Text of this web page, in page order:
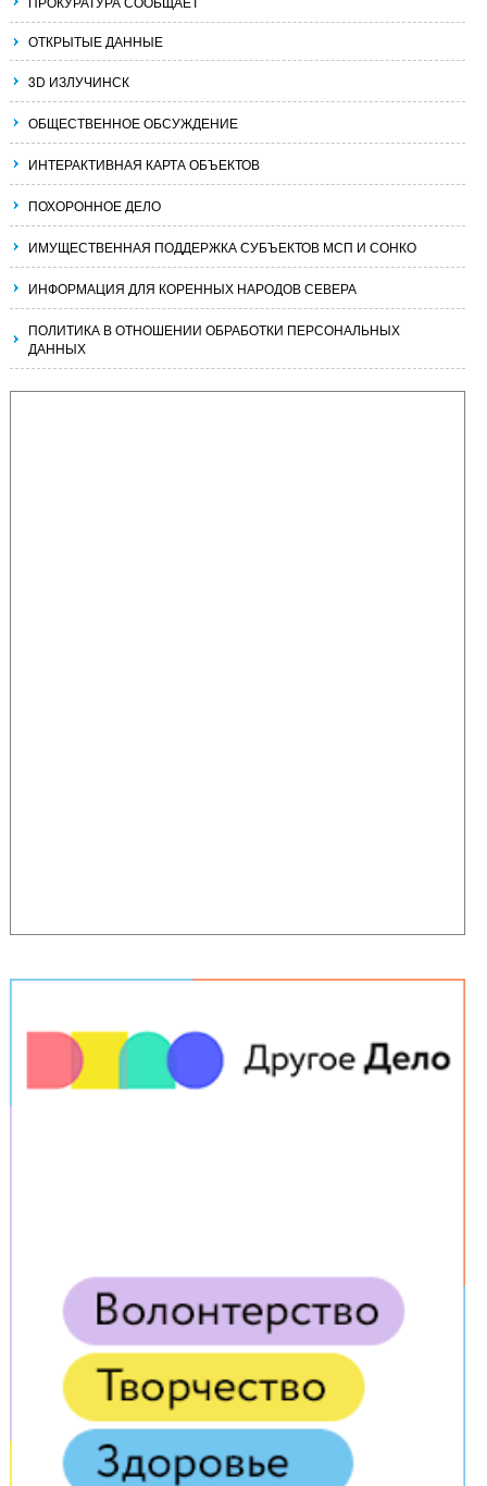
ОТКРЫТЫЕ ДАННЫЕ
3D ИЗЛУЧИНСК
ОБЩЕСТВЕННОЕ ОБСУЖДЕНИЕ
ИНТЕРАКТИВНАЯ КАРТА ОБЪЕКТОВ
ПОХОРОННОЕ ДЕЛО
ИМУЩЕСТВЕННАЯ ПОДДЕРЖКА СУБЪЕКТОВ МСП И СОНКО
ИНФОРМАЦИЯ ДЛЯ КОРЕННЫХ НАРОДОВ СЕВЕРА
ПОЛИТИКА В ОТНОШЕНИИ ОБРАБОТКИ ПЕРСОНАЛЬНЫХ
ДАННЫХ